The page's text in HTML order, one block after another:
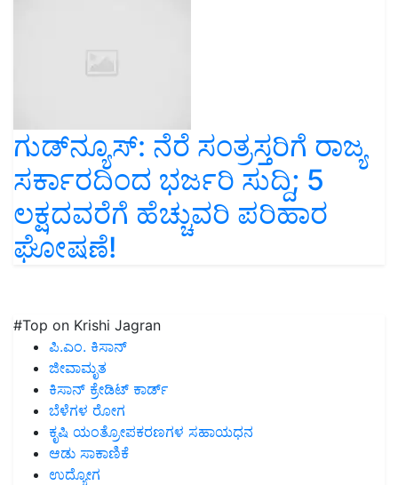
ಗುಡ್‌ನ್ಯೂಸ್‌: ನೆರೆ ಸಂತ್ರಸ್ತರಿಗೆ ರಾಜ್ಯ
ಸರ್ಕಾರದಿಂದ ಭರ್ಜರಿ ಸುದ್ದಿ; 5
ಲಕ್ಷದವರೆಗೆ ಹೆಚ್ಚುವರಿ ಪರಿಹಾರ
ಘೋಷಣೆ!
#Top on Krishi Jagran
ಪಿ.ಎಂ. ಕಿಸಾನ್
ಜೀವಾಮೃತ
ಕಿಸಾನ್ ಕ್ರೇಡಿಟ್ ಕಾರ್ಡ್
ಬೆಳೆಗಳ ರೋಗ
ಕೃಷಿ ಯಂತ್ರೋಪಕರಣಗಳ ಸಹಾಯಧನ
ಆಡು ಸಾಕಾಣಿಕೆ
ಉದ್ಯೋಗ